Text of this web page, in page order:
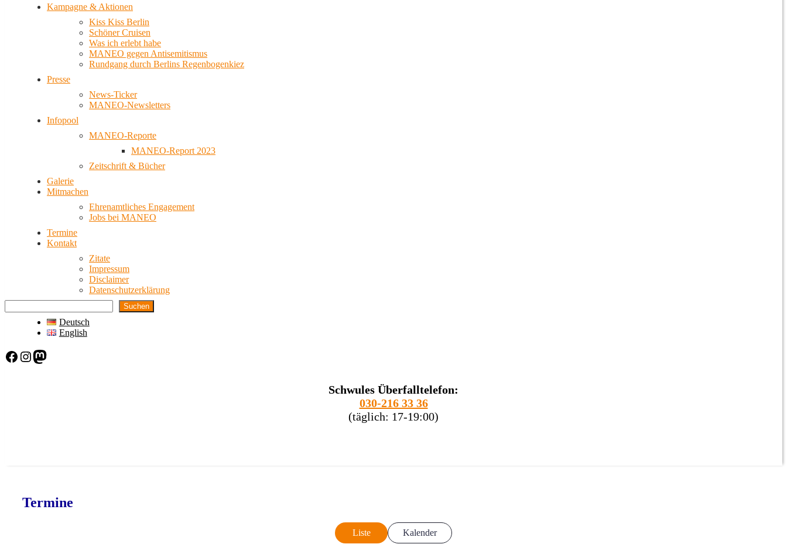
Kampagne & Aktionen
Kiss Kiss Berlin
Schöner Cruisen
Was ich erlebt habe
MANEO gegen Antisemitismus
Rundgang durch Berlins Regenbogenkiez
Presse
News-Ticker
MANEO-Newsletters
Infopool
MANEO-Reporte
MANEO-Report 2023
Zeitschrift & Bücher
Galerie
Mitmachen
Ehrenamtliches Engagement
Jobs bei MANEO
Termine
Kontakt
Zitate
Impressum
Disclaimer
Datenschutzerklärung
Suchen
Deutsch
English
Facebook Instagram Mastodon
Schwules Überfalltelefon:
030-216 33 36
(täglich: 17-19:00)
Termine
Liste Kalender